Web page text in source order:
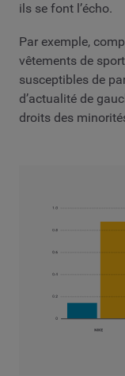
ils se font l’écho.
Par exemple,
vêtements de
susceptibles de
d’actualité de
droits des